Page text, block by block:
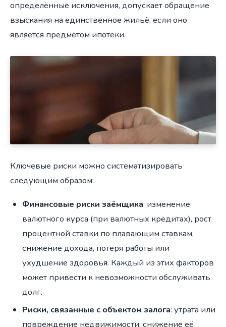
определённые исключения, допускает обращение
взыскания на единственное жильё, если оно
является предметом ипотеки.
Ключевые риски можно систематизировать
следующим образом:
Финансовые риски заёмщика: изменение
валютного курса (при валютных кредитах), рост
процентной ставки по плавающим ставкам,
снижение дохода, потеря работы или
ухудшение здоровья. Каждый из этих факторов
может привести к невозможности обслуживать
долг.
Риски, связанные с объектом залога: утрата или
повреждение недвижимости, снижение её